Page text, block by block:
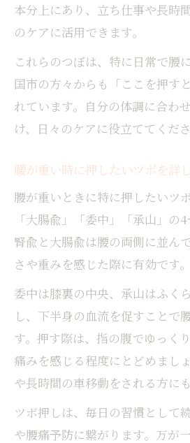
本分上にあり、立ち仕事や長時
のケアに活用できます。
これらのつぼは、特に日常で腰
国市の方々からも「ここを押す
れています。自分の体調に合わ
け、日々のケアに役立ててくださ
腰が重い時に押したいツボを詳
腰が重いときに特に押したいツ
「大腸兪」「委中」「承山」の
腎兪と大腸兪は腰の両側に並ん
さや重みを感じた際に有効です。
委中は膝裏の中央、承山はふく
し、下半身の血流を促すことで
す。押す際は、指の腹でゆっく
痛みを感じる程度にとどめまし
や長時間の車移動をされる方に
ツボ押しは、毎日の習慣として
や腰痛予防に繋がります。万が